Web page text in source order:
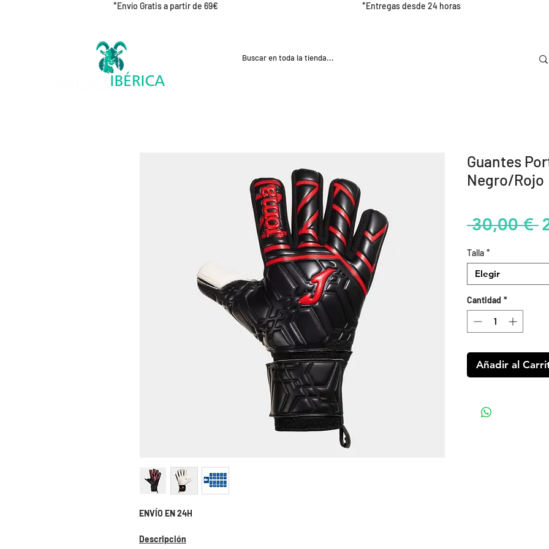
*Envío Gratis a partir de 69€ *Entregas desde 24 horas
ENVÍO EN 24H
Descripción
Guantes
Negro/Rojo
30,00 €
Talla *
Elegir
Cantidad *
Añadir al